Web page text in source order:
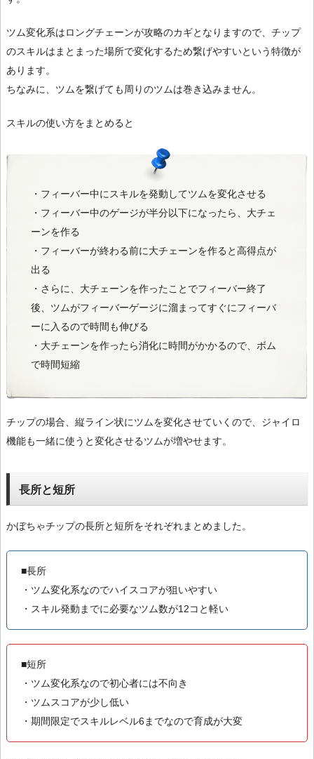
ツム変化系はロングチェーンが攻略のカギとなりますので、チップ
のスキルはまとまった場所で変化するため繋げやすいという特徴が
あります。
ちなみに、ツムを繋げても周りのツムは巻き込みません。
スキルの使い方をまとめると
・フィーバー中にスキルを発動してツムを変化させる
・フィーバー中のゲージが半分以下になったら、大チェ
ーンを作る
・フィーバーが終わる前に大チェーンを作ると高得点が
出る
・さらに、大チェーンを作ったことでフィーバー終了
後、ツムがフィーバーゲージに溜まってすぐにフィーバ
ーに入るので時間も伸びる
・大チェーンを作ったら消化に時間がかかるので、ボム
で時間短縮
チップの場合、縦ライン状にツムを変化させていくので、ジャイロ
機能も一緒に使うと変化させるツムが増やせます。
長所と短所
かぼちゃチップの長所と短所をそれぞれまとめました。
■長所
・ツム変化系なのでハイスコアが狙いやすい
・スキル発動までに必要なツム数が12コと軽い
■短所
・ツム変化系なので初心者には不向き
・ツムスコアが少し低い
・期間限定でスキルレベル6までなので育成が大変